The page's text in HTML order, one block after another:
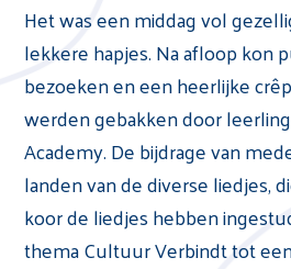
Het was een middag vol
lekkere hapjes. Na afloop kon
bezoeken en een heerlijke
werden gebakken door
Academy. De bijdrage van
landen van de diverse liedjes,
koor de liedjes hebben
thema Cultuur Verbindt tot